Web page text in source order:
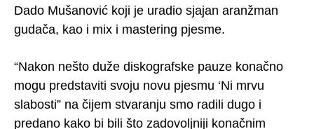
Dado Mušanović koji je uradio sjajan aranžman
gudača, kao i mix i mastering pjesme.
“Nakon nešto duže diskografske pauze konačno
mogu predstaviti svoju novu pjesmu ‘Ni mrvu
slabosti” na čijem stvaranju smo radili dugo i
predano kako bi bili što zadovoljniji konačnim